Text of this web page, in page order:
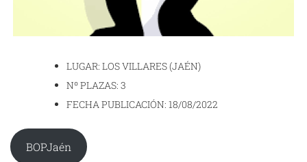
LUGAR: LOS VILLARES (JAÉN)
Nº PLAZAS: 3
FECHA PUBLICACIÓN: 18/08/2022
BOPJaén